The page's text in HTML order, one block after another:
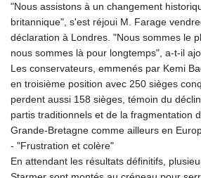
MKD
MMK
MNT
MOP
MRU
MUR
MVR
"Nous assistons à un changement
britannique", s'est réjoui M. Farage
déclaration à Londres. "Nous sommes le
nous sommes là pour longtemps", a-t-il
Les conservateurs, emmenés par Kemi
en troisième position avec 250 sièges
perdent aussi 158 sièges, témoin du
partis traditionnels et de la fragmentation
Grande-Bretagne comme ailleurs en
- "Frustration et colère"
En attendant les résultats définitifs,